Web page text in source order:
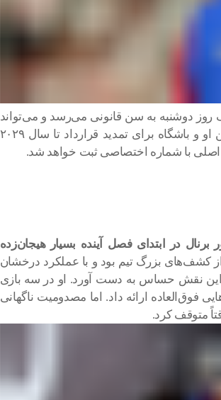
روز دوشنبه به سن قانونی می‌رسد و می‌تواند
اولین قرارداد حرفه‌ای خود را امضا کند. توافق بین او و باشگاه برای تمدید قرارداد تا سال ۲۰۲۹
اصلی با شماره اختصاصی ثبت خواهد شد.
در ابتدای فصل آینده بسیار هیجان‌زده
کشف‌های بزرگ تیم بود و با عملکرد درخشان
این نقش حساس به دست آورد. او در سه بازی
و نمایش‌هایی فوق‌العاده ارائه داد. اما مصدومیت ناگهانی
متوقف کرد.